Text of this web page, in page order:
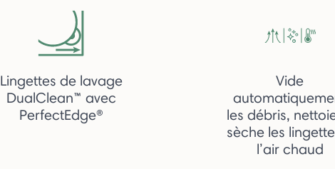
Lingettes de lavage
DualClean™ avec
PerfectEdge®
Vide
les débris,
sèche les
l’air chaud